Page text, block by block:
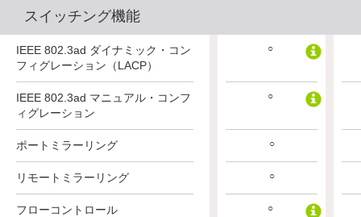
スイッチング機能
IEEE 802.3ad ダイナミック・コン
フィグレーション（LACP）
IEEE 802.3ad マニュアル・コンフ
ィグレーション
ポートミラーリング
リモートミラーリング
フローコントロール
○
○
○
○
○